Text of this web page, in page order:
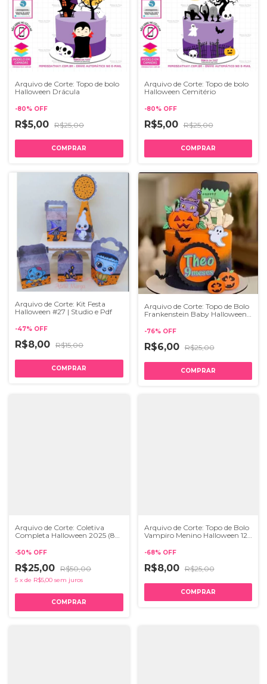
Arquivo de Corte: Topo de bolo
Halloween Drácula
-80% OFF
R$5,00 R$25,00
Arquivo de Corte: Topo de bolo
Halloween Cemitério
-80% OFF
R$5,00 R$25,00
Arquivo de Corte: Kit Festa
Halloween #27 | Studio e Pdf
-47% OFF
R$8,00 R$15,00
Arquivo de Corte: Topo de Bolo
Frankenstein Baby Halloween
-76% OFF
R$6,00 R$25,00
Arquivo de Corte: Coletiva
Completa Halloween 2025 (8
-50% OFF
R$25,00 R$50,00
5 x de R$5,00 sem juros
Arquivo de Corte: Topo de Bolo
Vampiro Menino Halloween 127
-68% OFF
R$8,00 R$25,00